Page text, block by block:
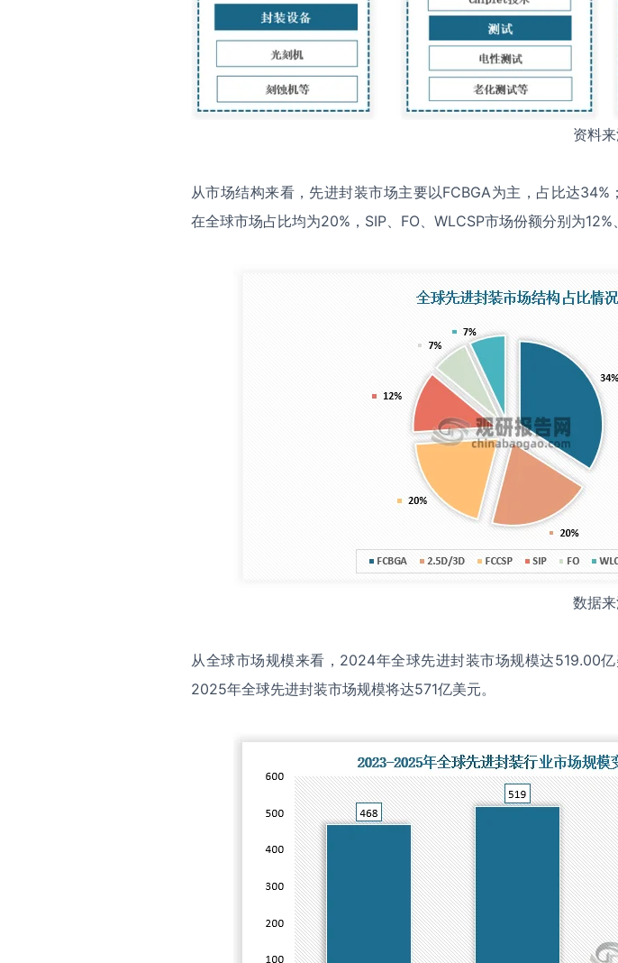
资料
从市场结构来看，先进封装市场主要以FCBGA为主，占比达
在全球市场占比均为20%，SIP、FO、WLCSP市场份额分别为12%
数据
从全球市场规模来看，2024年全球先进封装市场规模达519.00
2025年全球先进封装市场规模将达571亿美元。